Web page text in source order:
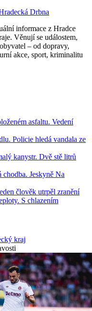
Drbna
informace z Hradce
Věnují se událostem,
– od dopravy,
akce, sport, kriminalitu
asfaltu. Vedení
Policie hledá vandala ze
kanystr. Dvě stě litrů
Jeskyně Na
člověk utrpěl zranění
S chlazením
kraj